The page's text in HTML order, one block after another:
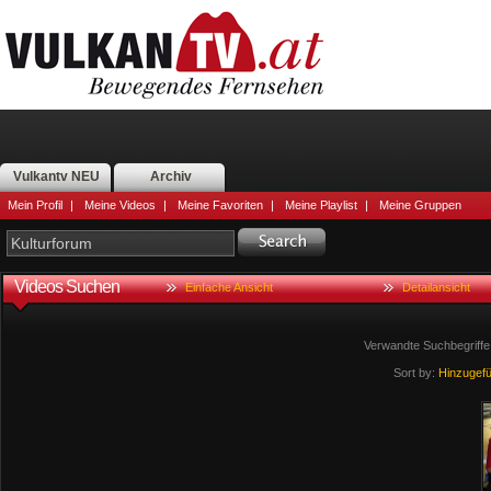
Vulkantv NEU Archiv
Mein Profil | Meine Videos | Meine Favoriten | Meine Playlist | Meine Gruppen
Videos Suchen Einfache Ansicht Detailansicht
Verwandte
Sort by: